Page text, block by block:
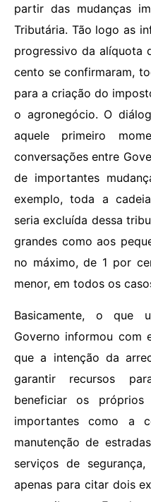
partir das mudanças
Tributária. Tão logo as
progressivo da alíquota
cento se confirmaram,
para a criação do
o agronegócio. O
aquele primeiro
conversações entre
de importantes
exemplo, toda a
seria excluída dessa
grandes como aos
no máximo, de 1 por
menor, em todos os
Basicamente, o que
Governo informou com
que a intenção da
garantir recursos
beneficiar os próprios
importantes como a
manutenção de
serviços de
apenas para citar dois